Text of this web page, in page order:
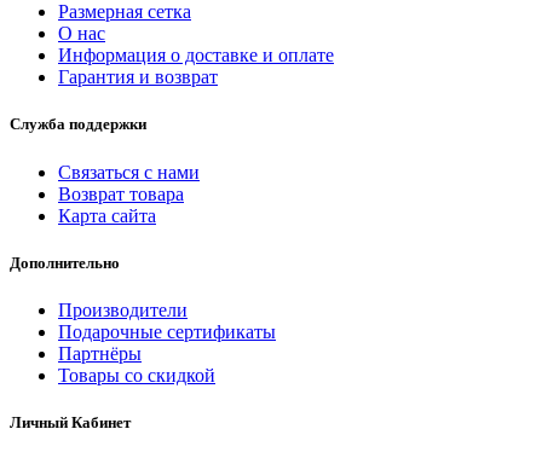
Размерная сетка
О нас
Информация о доставке и оплате
Гарантия и возврат
Служба поддержки
Связаться с нами
Возврат товара
Карта сайта
Дополнительно
Производители
Подарочные сертификаты
Партнёры
Товары со скидкой
Личный Кабинет